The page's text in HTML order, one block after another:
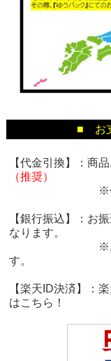
■ お
【代金引換】：商
（推奨）
※代引手数料
【銀行振込】：お
なります。
※お振込手数
す。
【楽天ID決済】：
はこちら！